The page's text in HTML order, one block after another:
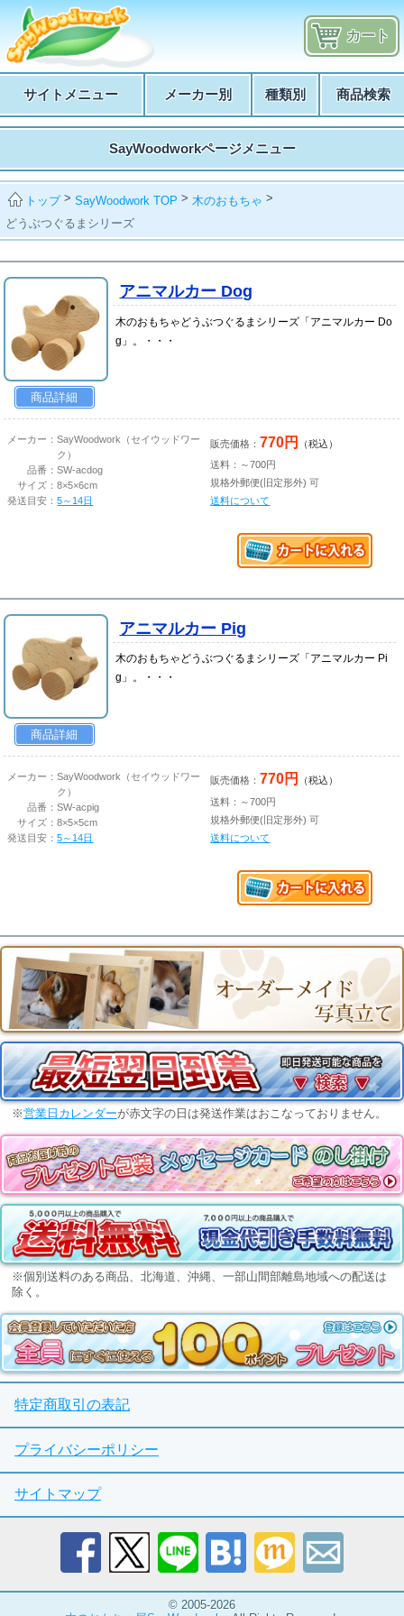
カート
サイトメニュー メーカー別 種類別 商品検索
SayWoodworkページメニュー
トップ> SayWoodwork TOP > 木のおもちゃ >
どうぶつぐるまシリーズ
商品詳細
アニマルカー Dog
木のおもちゃどうぶつぐるまシリーズ「アニマルカー Do
g」。・・・
メーカー：SayWoodwork（セイウッドワー
ク）
品番：SW-acdog
サイズ：8×5×6cm
発送目安：5～14日
販売価格： 770円
（税込）
送料：～700円
規格外郵便(旧定形外) 可
送料について
商品詳細
アニマルカー Pig
木のおもちゃどうぶつぐるまシリーズ「アニマルカー Pi
g」。・・・
メーカー：SayWoodwork（セイウッドワー
ク）
品番：SW-acpig
サイズ：8×5×5cm
発送目安：5～14日
販売価格： 770円
（税込）
送料：～700円
規格外郵便(旧定形外) 可
送料について
※営業日カレンダーが赤文字の日は発送作業はおこなっておりません。
※個別送料のある商品、北海道、沖縄、一部山間部離島地域への配送は
除く。
特定商取引の表記
プライバシーポリシー
サイトマップ
© 2005-2026